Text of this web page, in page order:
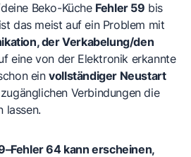
Beko-Küche Fehler 59 bis
das meist auf ein Problem mit
der Verkabelung/den
eine von der Elektronik erkannte
einvollständiger Neustart
Verbindungen die
lassen.
64 kann erscheinen,